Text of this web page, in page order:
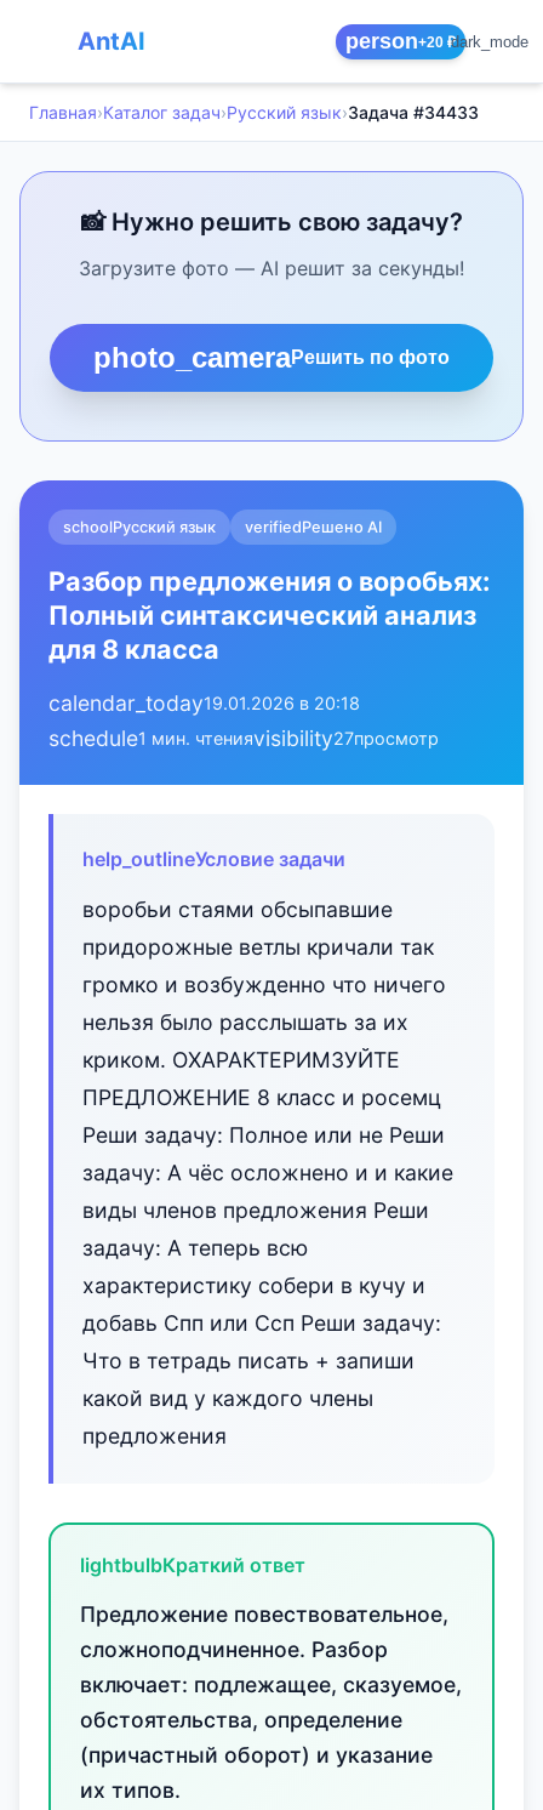
AntAI person+20 ₽dark_mode
Главная›Каталог задач›Русский язык›Задача #34433
📸 Нужно решить свою задачу?
Загрузите фото — AI решит за секунды!
photo_cameraРешить по фото
schoolРусский язык verifiedРешено AI
Разбор предложения о воробьях:
Полный синтаксический анализ
для 8 класса
calendar_today19.01.2026 в 20:18
schedule1 мин. чтенияvisibility27просмотр
help_outlineУсловие задачи
воробьи стаями обсыпавшие
придорожные ветлы кричали так
громко и возбужденно что ничего
нельзя было расслышать за их
криком. ОХАРАКТЕРИМЗУЙТЕ
ПРЕДЛОЖЕНИЕ 8 класс и росемц
Реши задачу: Полное или не Реши
задачу: А чёс осложнено и и какие
виды членов предложения Реши
задачу: А теперь всю
характеристику собери в кучу и
добавь Спп или Ссп Реши задачу:
Что в тетрадь писать + запиши
какой вид у каждого члены
предложения
lightbulbКраткий ответ
Предложение повествовательное,
сложноподчиненное. Разбор
включает: подлежащее, сказуемое,
обстоятельства, определение
(причастный оборот) и указание
их типов.